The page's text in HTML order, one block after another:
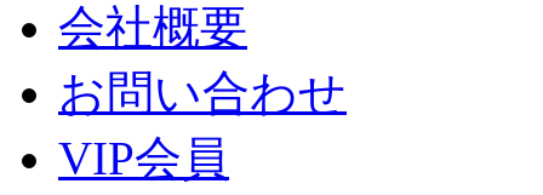
会社概要
お問い合わせ
VIP会員